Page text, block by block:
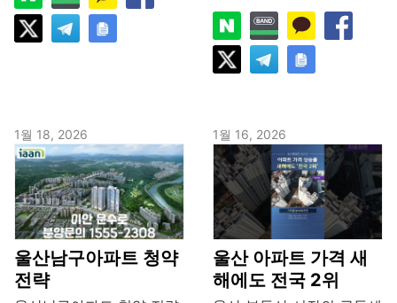
1월 18, 2026
울산남구아파트 청약
전략
1월 16, 2026
울산 아파트 가격 새
해에도 전국 2위